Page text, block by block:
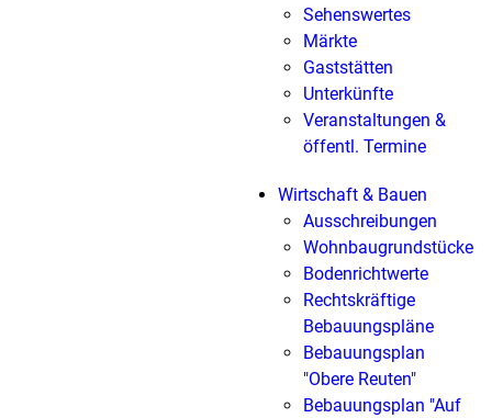
Sehenswertes
Märkte
Gaststätten
Unterkünfte
Veranstaltungen &
öffentl. Termine
Wirtschaft & Bauen
Ausschreibungen
Wohnbaugrundstücke
Bodenrichtwerte
Rechtskräftige
Bebauungspläne
Bebauungsplan
"Obere Reuten"
Bebauungsplan "Auf